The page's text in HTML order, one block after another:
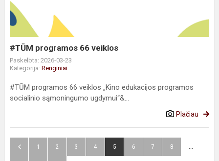
#TŪM programos 66 veiklos
Paskelbta: 2026-03-23
Kategorija: Renginiai
#TŪM programos 66 veiklos „Kino edukacijos programos
socialinio sąmoningumo ugdymui“&...
Plačiau
1 2 3 4 5 6 7 8 ...